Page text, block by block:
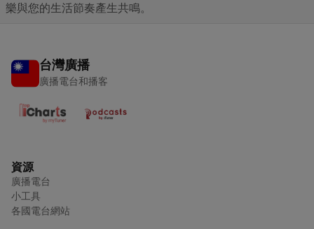
樂與您的生活節奏產生共鳴。
台灣廣播
廣播電台和播客
資源
廣播電台
小工具
各國電台網站